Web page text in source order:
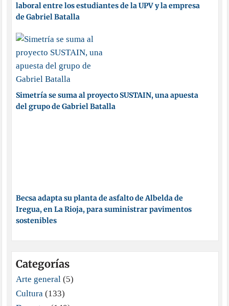
laboral entre los estudiantes de la UPV y la empresa
de Gabriel Batalla
Simetría se suma al proyecto SUSTAIN, una apuesta
del grupo de Gabriel Batalla
Becsa adapta su planta de asfalto de Albelda de
Iregua, en La Rioja, para suministrar pavimentos
sostenibles
Categorías
Arte general (5)
Cultura (133)